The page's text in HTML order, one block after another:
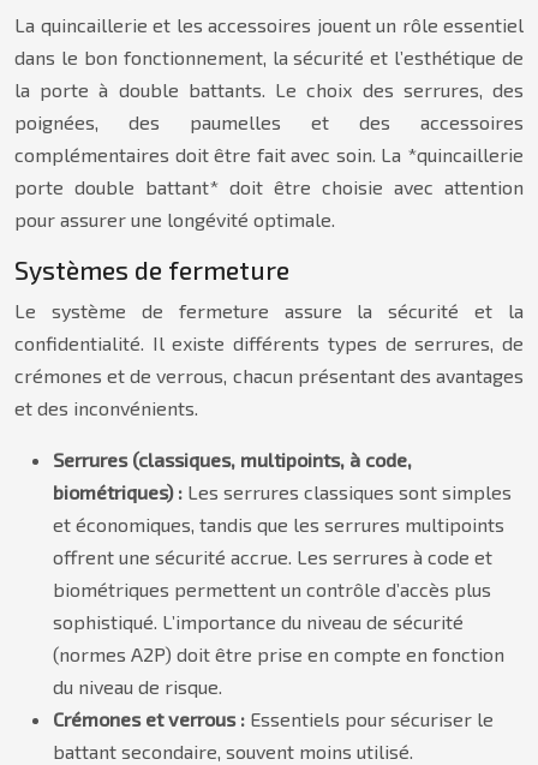
La quincaillerie et les accessoires jouent un rôle essentiel
dans le bon fonctionnement, la sécurité et l’esthétique de
la porte à double battants. Le choix des serrures, des
poignées, des paumelles et des accessoires
complémentaires doit être fait avec soin. La *quincaillerie
porte double battant* doit être choisie avec attention
pour assurer une longévité optimale.
Systèmes de fermeture
Le système de fermeture assure la sécurité et la
confidentialité. Il existe différents types de serrures, de
crémones et de verrous, chacun présentant des avantages
et des inconvénients.
Serrures (classiques, multipoints, à code,
biométriques) : Les serrures classiques sont simples
et économiques, tandis que les serrures multipoints
offrent une sécurité accrue. Les serrures à code et
biométriques permettent un contrôle d’accès plus
sophistiqué. L’importance du niveau de sécurité
(normes A2P) doit être prise en compte en fonction
du niveau de risque.
Crémones et verrous : Essentiels pour sécuriser le
battant secondaire, souvent moins utilisé.